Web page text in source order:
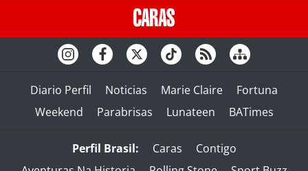
Diario Perfil Noticias Marie Claire
Fortuna
Weekend
Parabrisas Lunateen BATimes
Perfil Brasil: Caras
Contigo